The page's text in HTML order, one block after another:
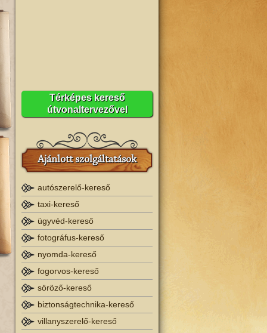
Térképes kereső
útvonaltervezővel
Ajánlott szolgáltatások
autószerelő-kereső
taxi-kereső
ügyvéd-kereső
fotográfus-kereső
nyomda-kereső
fogorvos-kereső
söröző-kereső
biztonságtechnika-kereső
villanyszerelő-kereső